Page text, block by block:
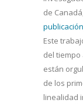
de
publicación
Este
del tiempo
están
de los
linealidad